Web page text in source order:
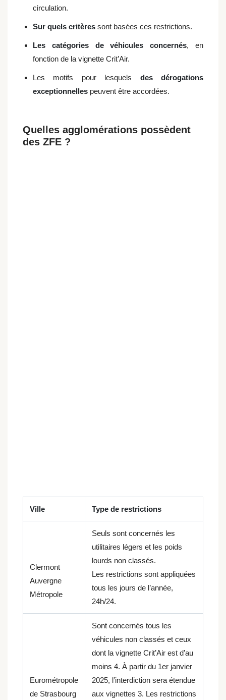
circulation.
Sur quels critères sont basées ces restrictions.
Les catégories de véhicules concernés, en
fonction de la vignette Crit’Air.
Les motifs pour lesquels des dérogations
exceptionnelles peuvent être accordées.
Quelles agglomérations possèdent
des ZFE ?
Ville Type de restrictions
Clermont
Auvergne
Métropole
Seuls sont concernés les
utilitaires légers et les poids
lourds non classés.
Les restrictions sont appliquées
tous les jours de l’année,
24h/24.
Eurométropole
de Strasbourg
Sont concernés tous les
véhicules non classés et ceux
dont la vignette Crit’Air est d’au
moins 4. À partir du 1er janvier
2025, l’interdiction sera étendue
aux vignettes 3. Les restrictions